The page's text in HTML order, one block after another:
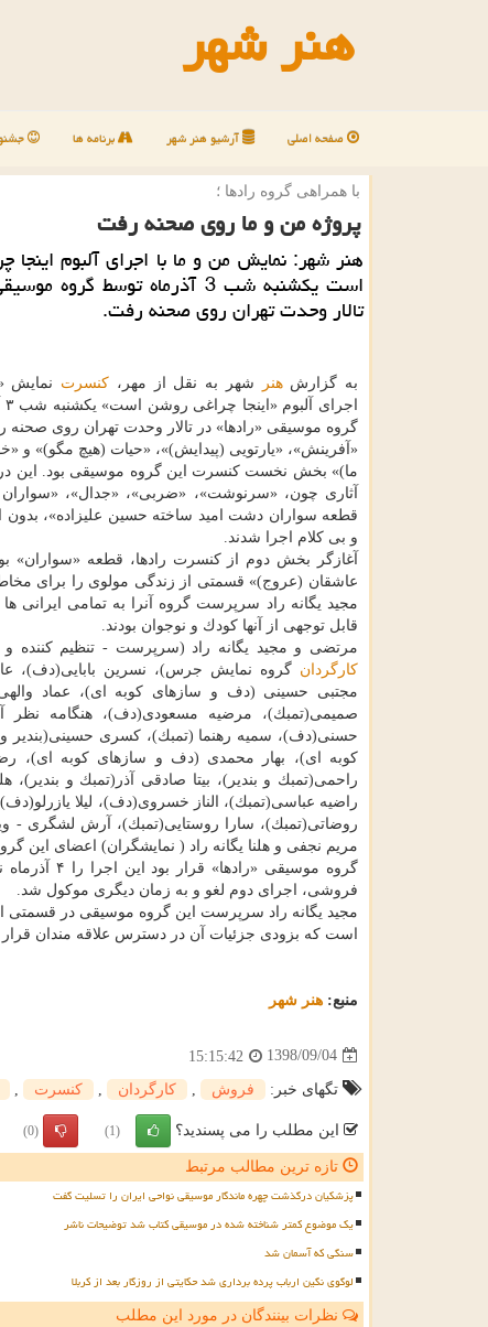
هنر شهر
صفحه اصلی آرشیو هنر شهر برنامه ها
با همراهی گروه رادها ؛
پروژه من و ما روی صحنه رفت
هنر شهر: نمایش من و ما با اجرای آلبوم اینجا
است یكشنبه شب 3 آذرماه توسط گروه
تالار وحدت تهران روی صحنه رفت.
به گزارشهنر شهر به نقل از مهر، كنسرت نمایش
گروه موسیقی «رادها» در تالار وحدت تهران روی صحنه
«آفرینش»، «یارتویی (پیدایش)»، «حیات (هیچ مگو)» و
ما)» بخش نخست كنسرت این گروه موسیقی بود. این در
آثاری چون، «سرنوشت»، «ضربی»، «جدال»، «سواران
قطعه سواران دشت امید ساخته حسین علیزاده»، بدون
و بی كلام اجرا شدند.
آغازگر بخش دوم از كنسرت رادها، قطعه
عاشقان (عروج)» قسمتی از زندگی مولوی را برای
قابل توجهی از آنها كودك و نوجوان بودند.
مرتضی و مجید یگانه راد (سرپرست - تنظیم كننده
كارگردان گروه نمایش جرس)، نسرین بابایی(دف)،
مجتبی حسینی (دف و سازهای كوبه ای)، عماد
صمیمی(تمبك)، مرضیه مسعودی(دف)، هنگامه نظر
حسنی(دف)، سمیه رهنما (تمبك)، كسری حسینی(بندیر و
كوبه ای)، بهار محمدی (دف و سازهای كوبه ای)،
راحمی(تمبك و بندیر)، بیتا صادقی آذر(تمبك و بندیر)،
راضیه عباسی(تمبك)، الناز خسروی(دف)، لیلا
روضاتی(تمبك)، سارا روستایی(تمبك)، آرش لشگری -
مریم نجفی و هلنا یگانه راد ( نمایشگران) اعضای این
گروه
فروشی، اجرای دوم لغو و به زمان دیگری موكول شد.
مجید یگانه راد سرپرست این گروه موسیقی در قسمتی
است كه بزودی جزئیات آن در دسترس علاقه مندان
منبع: هنر شهر
1398/09/04
15:15:42
تگهای خبر: فروش كارگردان كنسرت
این مطلب را می پسندید؟ (1)
(0)
تازه ترین مطالب مرتبط
پزشکیان درگذشت چهره ماندگار موسیقی نواحی ایران را تسلیت گفت
یک موضوع کمتر شناخته شده در موسیقی کتاب شد توضیحات ناشر
سنگی که آسمان شد
لوگوی نگین ارباب پرده برداری شد حکایتی از روزگار بعد از کربلا
نظرات بینندگان در مورد این مطلب